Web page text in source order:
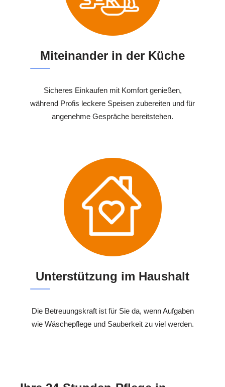
Miteinander in der Küche
Sicheres Einkaufen mit Komfort genießen,
während Profis leckere Speisen zubereiten und für
angenehme Gespräche bereitstehen.
Unterstützung im Haushalt
Die Betreuungskraft ist für Sie da, wenn Aufgaben
wie Wäschepflege und Sauberkeit zu viel werden.